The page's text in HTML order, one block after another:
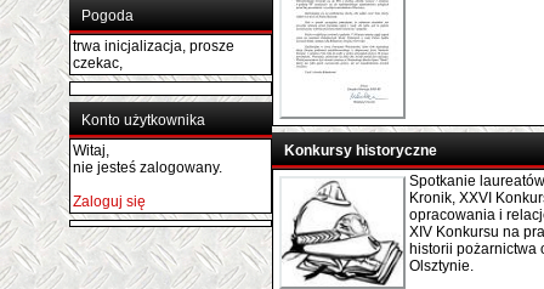
Pogoda
trwa inicjalizacja, prosze
czekac,
Konto użytkownika
Witaj,
nie jesteś zalogowany.
Zaloguj się
Konkursy historyczne
Spotkanie
Kronik, XXVI
opracowania i
XIV Konkursu na
historii pożarnictwa
Olsztynie.